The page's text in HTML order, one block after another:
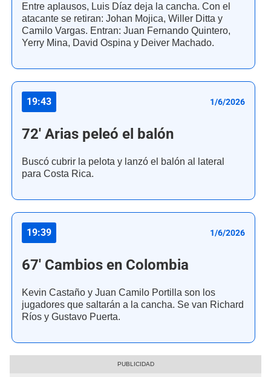
Entre aplausos, Luis Díaz deja la cancha. Con el
atacante se retiran: Johan Mojica, Willer Ditta y
Camilo Vargas. Entran: Juan Fernando Quintero,
Yerry Mina, David Ospina y Deiver Machado.
19:43 1/6/2026
72' Arias peleó el balón
Buscó cubrir la pelota y lanzó el balón al lateral
para Costa Rica.
19:39 1/6/2026
67' Cambios en Colombia
Kevin Castaño y Juan Camilo Portilla son los
jugadores que saltarán a la cancha. Se van Richard
Ríos y Gustavo Puerta.